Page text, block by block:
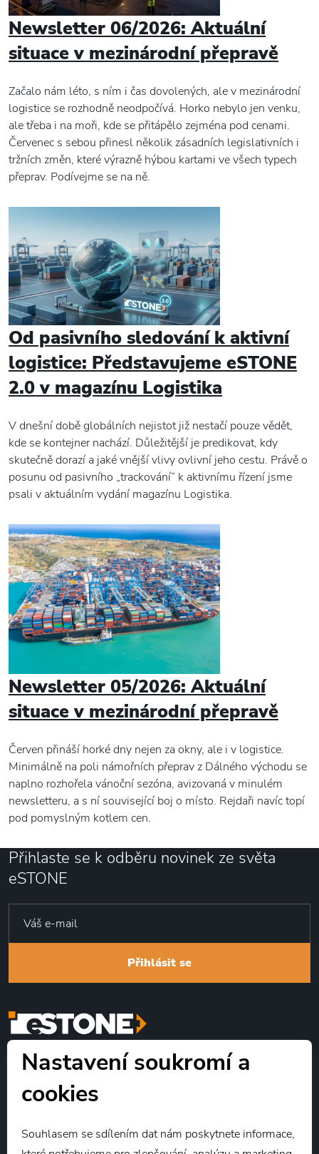
Newsletter 06/2026: Aktuální
situace v mezinárodní přepravě
Začalo nám léto, s ním i čas dovolených, ale v mezinárodní
logistice se rozhodně neodpočívá. Horko nebylo jen venku,
ale třeba i na moři, kde se přitápělo zejména pod cenami.
Červenec s sebou přinesl několik zásadních legislativních i
tržních změn, které výrazně hýbou kartami ve všech typech
přeprav. Podívejme se na ně.
Od pasivního sledování k aktivní
logistice: Představujeme eSTONE
2.0 v magazínu Logistika
V dnešní době globálních nejistot již nestačí pouze vědět,
kde se kontejner nachází. Důležitější je predikovat, kdy
skutečně dorazí a jaké vnější vlivy ovlivní jeho cestu. Právě o
posunu od pasivního „trackování“ k aktivnímu řízení jsme
psali v aktuálním vydání magazínu Logistika.
Newsletter 05/2026: Aktuální
situace v mezinárodní přepravě
Červen přináší horké dny nejen za okny, ale i v logistice.
Minimálně na poli námořních přeprav z Dálného východu se
naplno rozhořela vánoční sezóna, avizovaná v minulém
newsletteru, a s ní související boj o místo. Rejdaři navíc topí
pod pomyslným kotlem cen.
Přihlaste se k odběru novinek ze světa
eSTONE
Přihlásit se
Identifikátor datové schránky: s95qznm
Nastavení soukromí a
cookies
Souhlasem se sdílením dat nám poskytnete informace,